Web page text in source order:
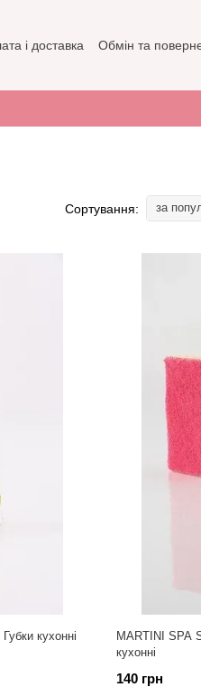
і доставка Обмін та
Сортування: за
кухонні
MARTINI SPA
кухонні
140 грн